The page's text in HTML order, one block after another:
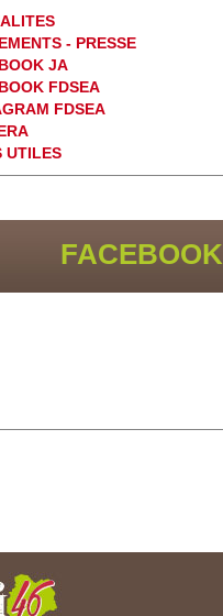
- PRESSE
JA
FDSEA
FDSEA
UTILES
FACEBOOK